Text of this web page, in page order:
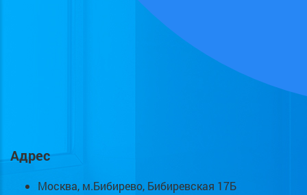
Адрес
Москва, м.Бибирево, Бибиревская 17Б